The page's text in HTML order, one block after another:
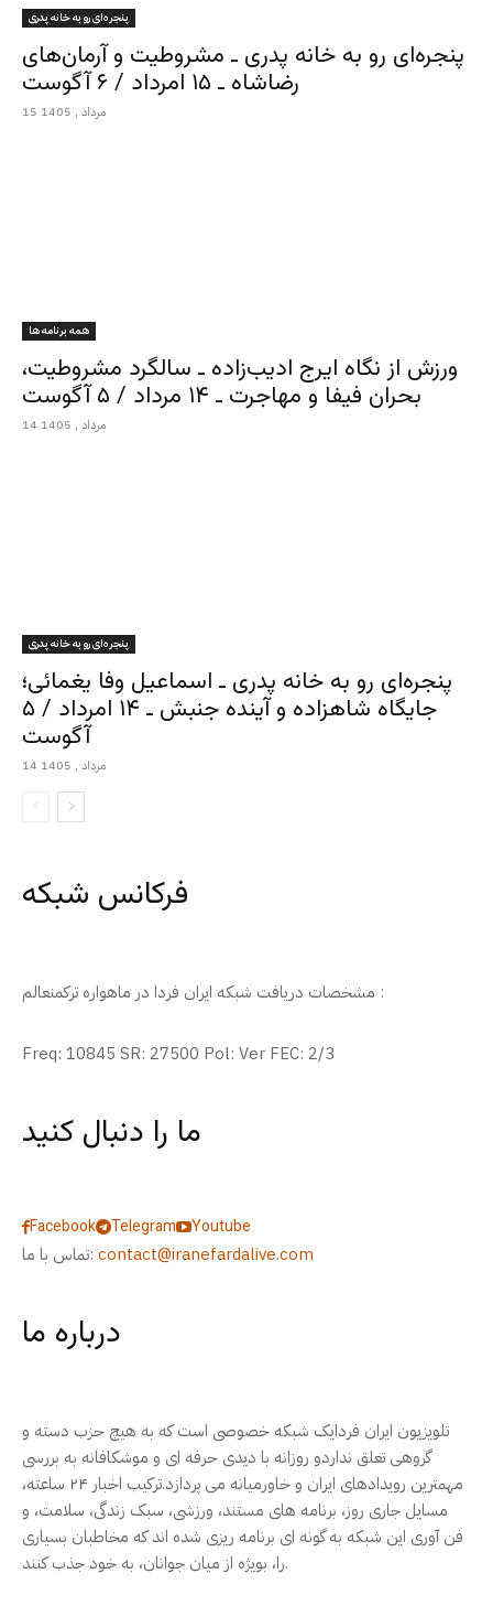
پنجره‌ای رو به خانه پدری
پنجره‌ای رو به خانه پدری ـ مشروطیت و آرمان‌های
رضاشاه ـ ۱۵ امرداد / ۶ آگوست
15 مرداد , 1405
همه برنامه ها
ورزش از نگاه ایرج ادیب‌زاده ـ سالگرد مشروطیت،
بحران فیفا و مهاجرت ـ ۱۴ مرداد / ۵ آگوست
14 مرداد , 1405
پنجره‌ای رو به خانه پدری
پنجره‌ای رو به خانه پدری ـ اسماعیل وفا یغمائی؛
جایگاه شاهزاده و آینده جنبش ـ ۱۴ امرداد / ۵
آگوست
14 مرداد , 1405
فرکانس شبکه
مشخصات دریافت شبکه ایران فردا در ماهواره ترکمنعالم :
Freq: 10845 SR: 27500 Pol: Ver FEC: 2/3
ما را دنبال کنید
Facebook Telegram
Youtube
تماس با ما: contact@iranefardalive.com
درباره ما
تلویزیون ایران فردایک شبکه خصوصی است که به هیچ حزب دسته و
گروهی تعلق نداردو روزانه با دیدی حرفه ای و موشکافانه به بررسی
مهمترین رویدادهای ایران و خاورمیانه می پردازد.ترکیب اخبار ۲۴ ساعته،
مسایل جاری روز، برنامه های مستند، ورزشی، سبک زندگی، سلامت، و
فن آوری این شبکه به گونه ای برنامه ریزی شده اند که مخاطبان بسیاری
را، بویژه از میان جوانان، به خود جذب کنند.